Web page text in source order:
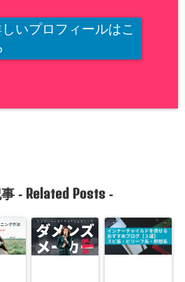
いプロフィールはこ
- Related Posts-